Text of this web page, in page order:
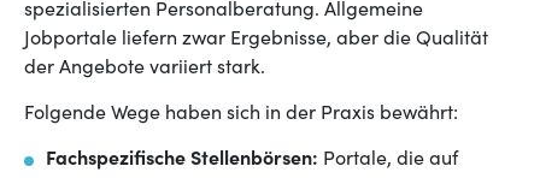
spezialisierten Personalberatung. Allgemeine
Jobportale liefern zwar Ergebnisse, aber die Qualität
der Angebote variiert stark.
Folgende Wege haben sich in der Praxis bewährt:
Fachspezifische Stellenbörsen: Portale, die auf